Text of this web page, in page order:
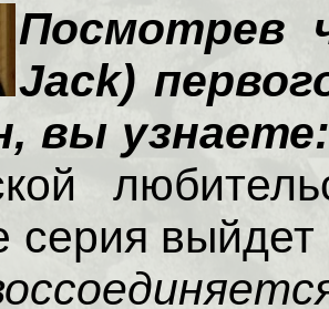
Посмотрев
Jack)
вы
серия